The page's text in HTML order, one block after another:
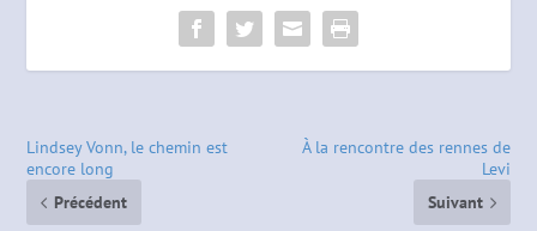
Lindsey Vonn, le chemin est
encore long
Précédent
À la rencontre des rennes de
Levi
Suivant